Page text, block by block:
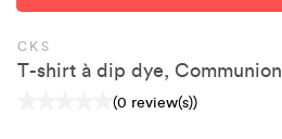
CKS
T-shirt à dip dye, Communion
(0 review(s))